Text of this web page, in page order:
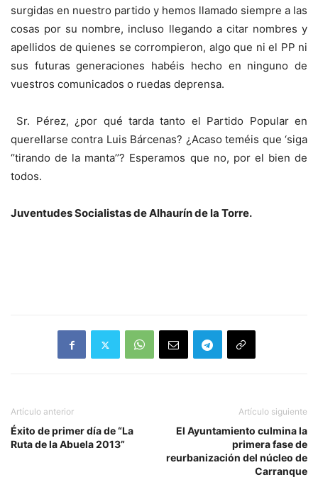
surgidas en nuestro partido y hemos llamado siempre a las
cosas por su nombre, incluso llegando a citar nombres y
apellidos de quienes se corrompieron, algo que ni el PP ni
sus futuras generaciones habéis hecho en ninguno de
vuestros comunicados o ruedas deprensa.
Sr. Pérez, ¿por qué tarda tanto el Partido Popular en
querellarse contra Luis Bárcenas? ¿Acaso teméis que ‘siga
‘’tirando de la manta’’? Esperamos que no, por el bien de
todos.
Juventudes Socialistas de Alhaurín de la Torre.
Artículo anterior
Éxito de primer día de “La
Ruta de la Abuela 2013”
Artículo siguiente
El Ayuntamiento culmina la
primera fase de
reurbanización del núcleo de
Carranque